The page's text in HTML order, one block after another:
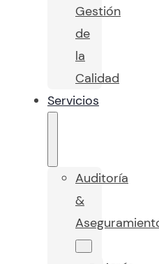
Gestión
de
la
Calidad
Servicios
Auditoría
&